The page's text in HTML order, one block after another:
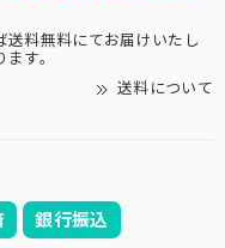
オス株 ラギット マウンテン オベサ / 木質化 良形株
たよりも思った以上
るオベサでめちゃくち
があれば即買わせて
送料無料にてお届けいたし
す。
送料について
銀行振込